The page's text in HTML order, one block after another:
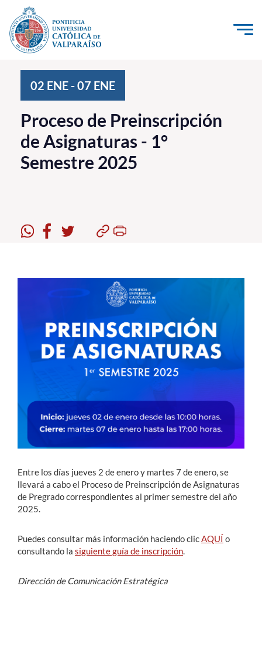
Click acá para ir directamente al contenido
Investigación, Creación e Innovación
PUCV Internacional
Vinculación con el Medio
Postgrado
Estudiantes
Funcionarios
Alumni
English
02 ENE -07 ENE
Proceso de Preinscripción
de Asignaturas - 1°
Semestre 2025
Entre los días jueves 2 de enero y martes 7 de enero, se
llevará a cabo el Proceso de Preinscripción de Asignaturas
de Pregrado correspondientes al primer semestre del año
2025.
Puedes consultar más información haciendo clic AQUÍ o
consultando la siguiente guía de inscripción
Dirección de Comunicación Estratégica